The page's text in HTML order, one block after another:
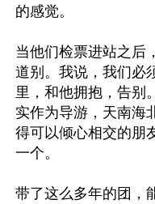
的感觉。
当他们检票进站之后
道别。我说，我们必
里，和他拥抱，告别
实作为导游，天南海
得可以倾心相交的朋
一个。
带了这么多年的团，